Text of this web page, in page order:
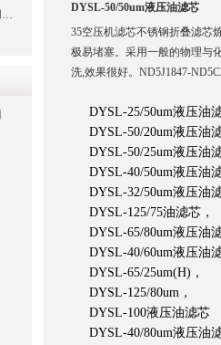
DYSL-50/50um液压油滤芯
35空压机滤芯不锈钢折叠滤芯
极易堵塞。采用一般的物理与
洗,效果很好。ND5J1847-
DYSL-25/50um液压油
DYSL-50/20um液压油
DYSL-50/25um液压油
DYSL-40/50um液压油
DYSL-32/50um液压油
DYSL-125/75油滤芯，
DYSL-65/80um液压油
DYSL-40/60um液压油
DYSL-65/25um(H)，
DYSL-125/80um，
DYSL-100液压油滤芯
DYSL-40/80um液压油
颇尔滤芯精度字母编码的解析与应用指南